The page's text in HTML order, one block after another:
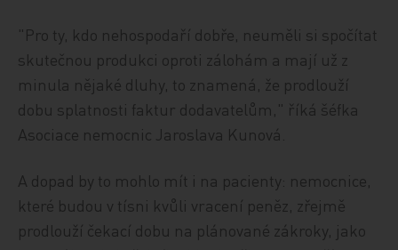
"Pro ty, kdo nehospodaří dobře, neuměli si spočítat
skutečnou produkci oproti zálohám a mají už z
minula nějaké dluhy, to znamená, že prodlouží
dobu splatnosti faktur dodavatelům," říká šéfka
Asociace nemocnic Jaroslava Kunová.
A dopad by to mohlo mít i na pacienty: nemocnice,
které budou v tísni kvůli vracení peněz, zřejmě
prodlouží čekací dobu na plánované zákroky, jako